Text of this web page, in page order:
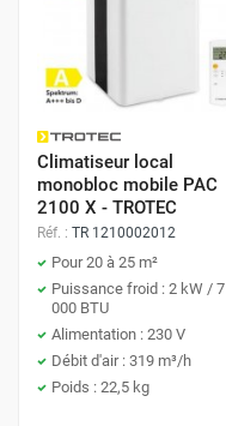
Climatiseur local
monobloc mobile PAC
2100 X - TROTEC
Réf. : TR 1210002012
Pour 20 à 25 m²
Puissance froid : 2 kW / 7
000 BTU
Alimentation : 230 V
Débit d'air : 319 m³/h
Poids : 22,5 kg